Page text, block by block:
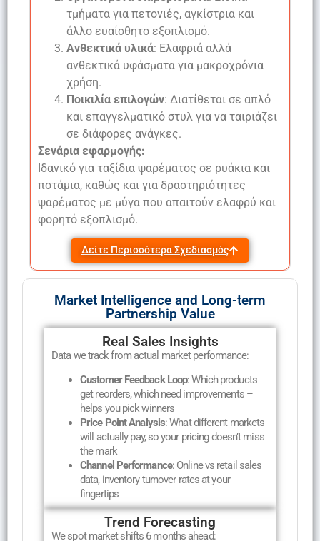
τμήματα για πετονιές, αγκίστρια και
άλλο ευαίσθητο εξοπλισμό.
Ανθεκτικά υλικά: Ελαφριά αλλά
ανθεκτικά υφάσματα για μακροχρόνια
χρήση.
Ποικιλία επιλογών: Διατίθεται σε απλό
και επαγγελματικό στυλ για να ταιριάζει
σε διάφορες ανάγκες.
Σενάρια εφαρμογής:
Ιδανικό για ταξίδια ψαρέματος σε ρυάκια και
ποτάμια, καθώς και για δραστηριότητες
ψαρέματος με μύγα που απαιτούν ελαφρύ και
φορητό εξοπλισμό.
Δείτε Περισσότερα Σχεδιασμός
Market Intelligence and Long-term
Partnership Value
Real Sales Insights
Data we track from actual market performance:
Customer Feedback Loop: Which products
get reorders, which need improvements –
helps you pick winners
Price Point Analysis: What different markets
will actually pay, so your pricing doesn’t miss
the mark
Channel Performance: Online vs retail sales
data, inventory turnover rates at your
fingertips
Trend Forecasting
We spot market shifts 6 months ahead: